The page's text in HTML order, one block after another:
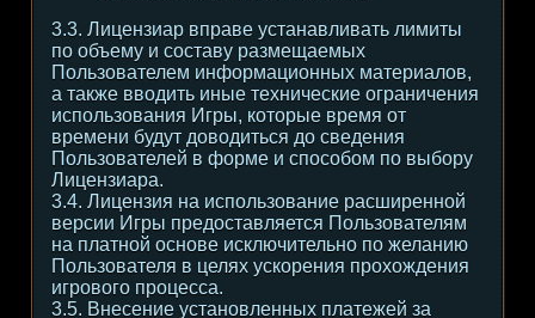
3.3. Лицензиар вправе устанавливать лимиты
по объему и составу размещаемых
Пользователем информационных материалов,
а также вводить иные технические ограничения
использования Игры, которые время от
времени будут доводиться до сведения
Пользователей в форме и способом по выбору
Лицензиара.
3.4. Лицензия на использование расширенной
версии Игры предоставляется Пользователям
на платной основе исключительно по желанию
Пользователя в целях ускорения прохождения
игрового процесса.
3.5. Внесение установленных платежей за